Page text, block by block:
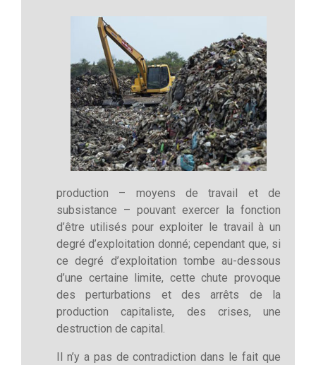
production – moyens de travail et de
subsistance – pouvant exercer la fonction
d’être utilisés pour exploiter le travail à un
degré d’exploitation donné; cependant que, si
ce degré d’exploitation tombe au-dessous
d’une certaine limite, cette chute provoque
des perturbations et des arrêts de la
production capitaliste, des crises, une
destruction de capital.
Il n’y a pas de contradiction dans le fait que